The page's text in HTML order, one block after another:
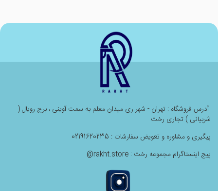
آدرس فروشگاه : تهران - شهر ری میدان معلم به سمت آوینی ، برج رویال (
شربیانی ) تجاری رخت
پیگیری و مشاوره و تعویض سفارشات : 02191620235
پیج اینستاگرام مجموعه رخت : rakht.store@